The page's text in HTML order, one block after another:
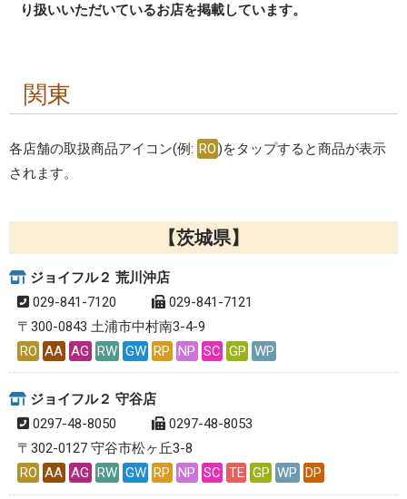
り扱いいただいているお店を掲載しています。
関東
各店舗の取扱商品アイコン(例: RO)をタップすると商品が表示
されます。
茨城県
ジョイフル２ 荒川沖店
029-841-7120
029-841-7121
〒300-0843 土浦市中村南3-4-9
RO AA AG RW GW RP NP SC GP WP
ジョイフル２ 守谷店
0297-48-8050
0297-48-8053
〒302-0127 守谷市松ヶ丘3-8
RO AA AG RW GW RP NP SC TE GP WP DP